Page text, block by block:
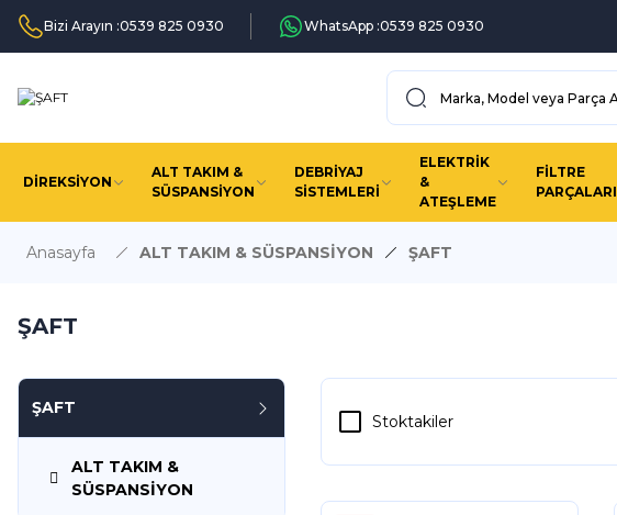
Bizi Arayın :0539 825 0930 WhatsApp :0539 825 0930
DİREKSİYON
ALT TAKIM &
SÜSPANSİYON
DEBRİYAJ
SİSTEMLERİ
ELEKTRİK
&
ATEŞLEME
FİLTRE
PARÇALARI
Anasayfa ALT TAKIM & SÜSPANSİYON ŞAFT
ŞAFT
ŞAFT
ALT TAKIM &
SÜSPANSİYON
Stoktakiler